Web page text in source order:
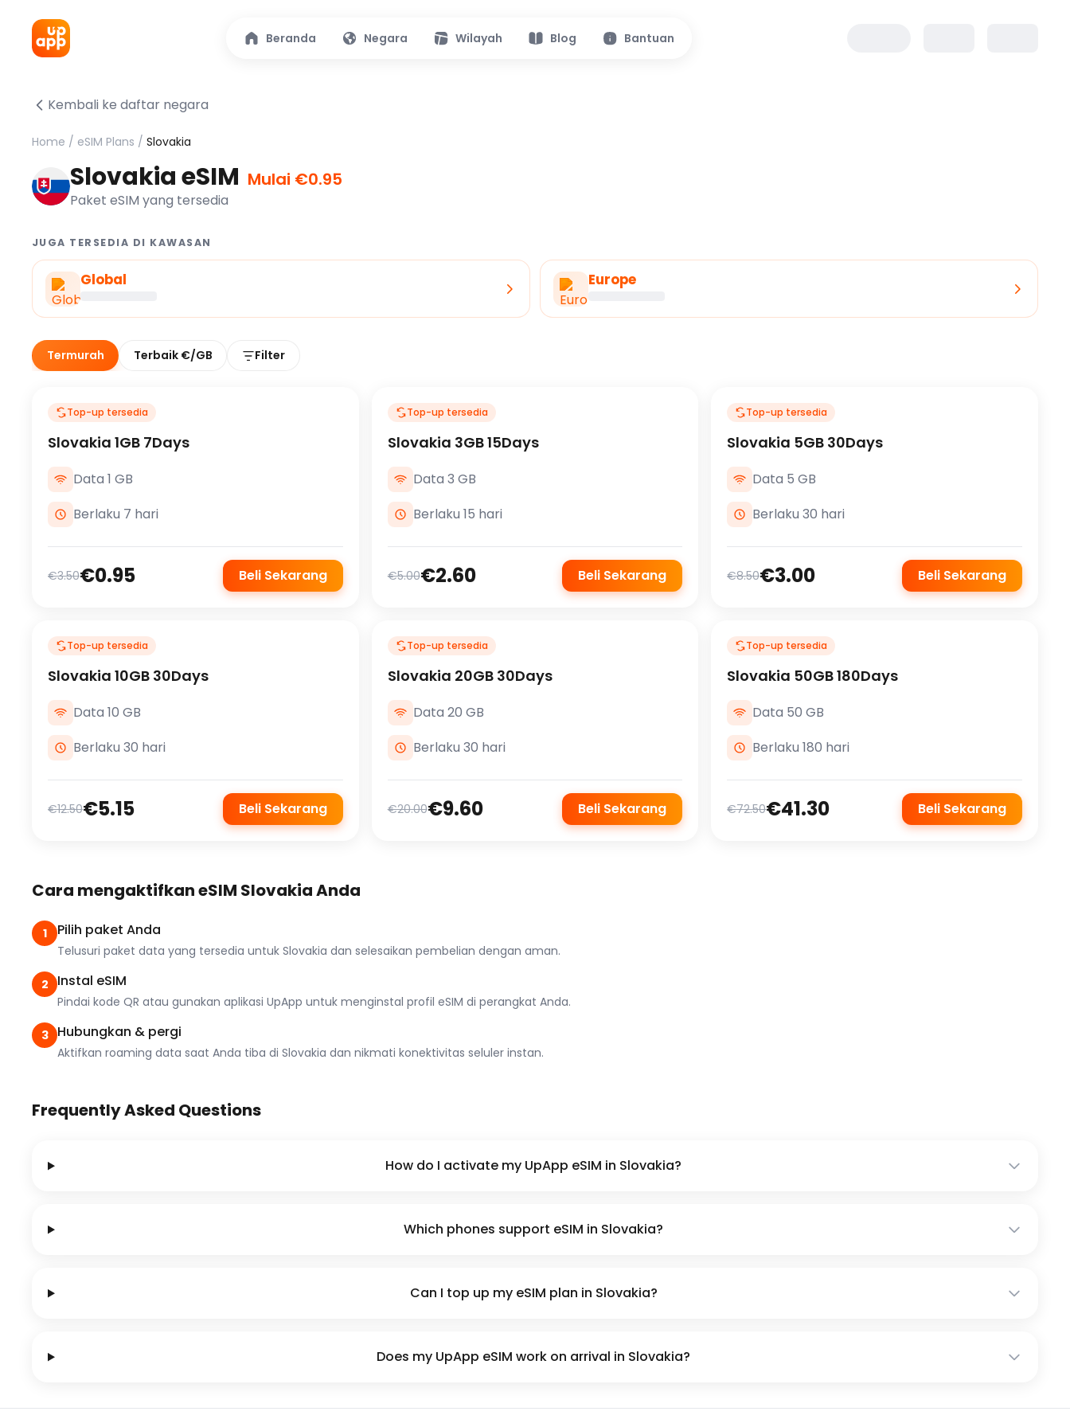
Beranda Negara Wilayah Blog Bantuan
Kembali ke daftar negara
Home / eSIM Plans / Slovakia
Slovakia eSIM Mulai €0.95
Paket eSIM yang tersedia
JUGA TERSEDIA DI KAWASAN
Global Europe
Termurah Terbaik €/GB Filter
Top-up tersedia
Slovakia 1GB 7Days
Data 1 GB
Berlaku 7 hari
€3.50€0.95 Beli Sekarang
Top-up tersedia
Slovakia 3GB 15Days
Data 3 GB
Berlaku 15 hari
€5.00€2.60 Beli Sekarang
Top-up tersedia
Slovakia 5GB 30Days
Data 5 GB
Berlaku 30 hari
€8.50€3.00 Beli Sekarang
Top-up tersedia
Slovakia 10GB 30Days
Data 10 GB
Berlaku 30 hari
€12.50€5.15 Beli Sekarang
Top-up tersedia
Slovakia 20GB 30Days
Data 20 GB
Berlaku 30 hari
€20.00€9.60 Beli Sekarang
Top-up tersedia
Slovakia 50GB 180Days
Data 50 GB
Berlaku 180 hari
€72.50€41.30 Beli Sekarang
Cara mengaktifkan eSIM Slovakia Anda
1 Pilih paket Anda
Telusuri paket data yang tersedia untuk Slovakia dan selesaikan pembelian dengan aman.
2 Instal eSIM
Pindai kode QR atau gunakan aplikasi UpApp untuk menginstal profil eSIM di perangkat Anda.
3 Hubungkan & pergi
Aktifkan roaming data saat Anda tiba di Slovakia dan nikmati konektivitas seluler instan.
Frequently Asked Questions
How do I activate my UpApp eSIM in Slovakia?
Which phones support eSIM in Slovakia?
Can I top up my eSIM plan in Slovakia?
Does my UpApp eSIM work on arrival in Slovakia?